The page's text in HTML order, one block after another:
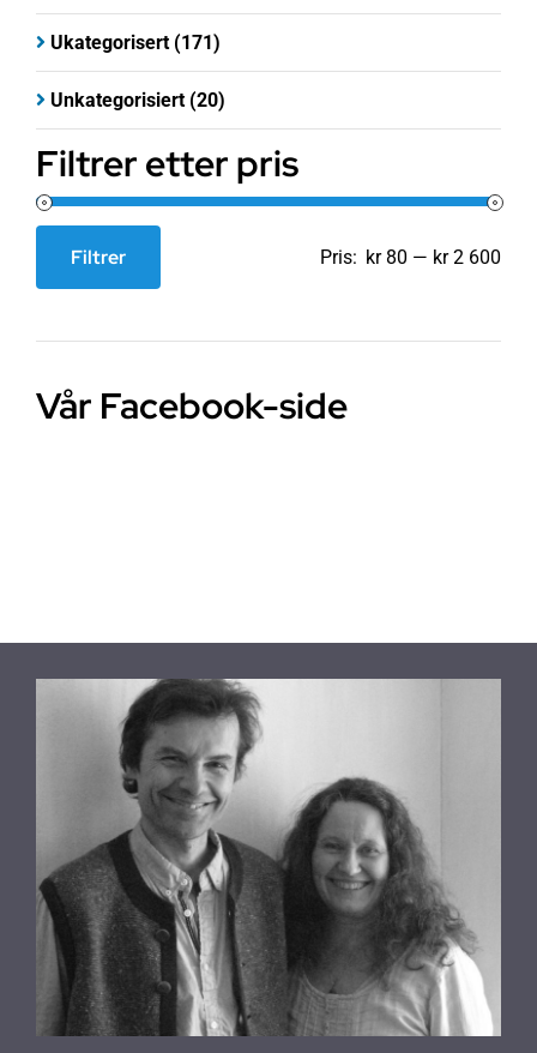
Ukategorisert (171)
Unkategorisiert (20)
Filtrer etter pris
Makspris
Filtrer Pris: kr 80 — kr 2 600
Vår Facebook-side